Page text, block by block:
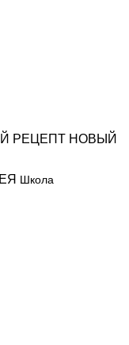
РЕЦЕПТ НОВЫЙ
Школа